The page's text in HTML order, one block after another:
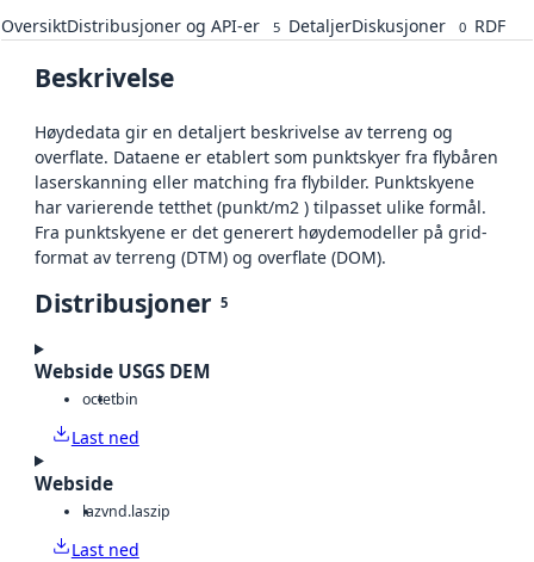
OversiktDistribusjoner og API-er 5 DetaljerDiskusjoner 0 RDF
Beskrivelse
Høydedata gir en detaljert beskrivelse av terreng og
overflate. Dataene er etablert som punktskyer fra flybåren
laserskanning eller matching fra flybilder. Punktskyene
har varierende tetthet (punkt/m2 ) tilpasset ulike formål.
Fra punktskyene er det generert høydemodeller på grid-
format av terreng (DTM) og overflate (DOM).
Distribusjoner 5
Webside USGS DEM
octetbin
Last ned
Webside
lazvnd.laszip
Last ned